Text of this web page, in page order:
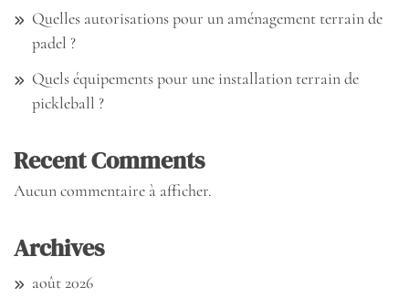
Quelles autorisations pour un aménagement terrain de
padel ?
Quels équipements pour une installation terrain de
pickleball ?
Recent Comments
Aucun commentaire à afficher.
Archives
août 2026